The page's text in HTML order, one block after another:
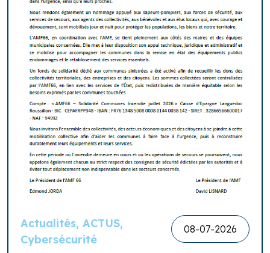
Actualités, ACTUS,
Cybersécurité
08-07-2026